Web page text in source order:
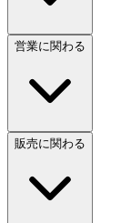
営業に関わる
販売に関わる